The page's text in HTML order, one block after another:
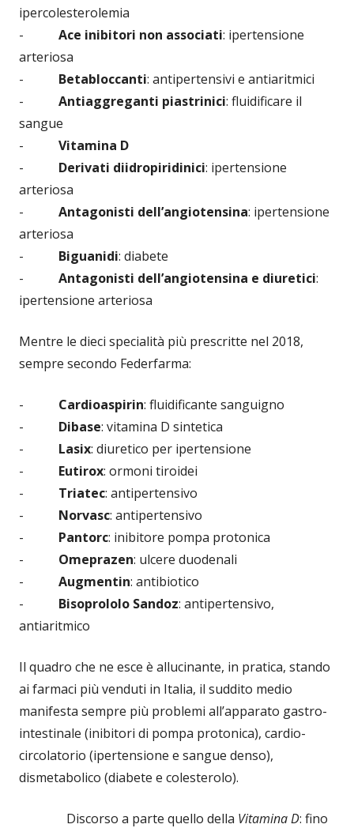
ipercolesterolemia
- Ace inibitori non associati: ipertensione
arteriosa
- Betabloccanti: antipertensivi e antiaritmici
- Antiaggreganti piastrinici: fluidificare il
sangue
- Vitamina D
- Derivati diidropiridinici: ipertensione
arteriosa
- Antagonisti dell’angiotensina: ipertensione
arteriosa
- Biguanidi: diabete
- Antagonisti dell’angiotensina e diuretici:
ipertensione arteriosa
Mentre le dieci specialità più prescritte nel 2018,
sempre secondo Federfarma:
- Cardioaspirin: fluidificante sanguigno
- Dibase: vitamina D sintetica
- Lasix: diuretico per ipertensione
- Eutirox: ormoni tiroidei
- Triatec: antipertensivo
- Norvasc: antipertensivo
- Pantorc: inibitore pompa protonica
- Omeprazen: ulcere duodenali
- Augmentin: antibiotico
- Bisoprololo Sandoz: antipertensivo,
antiaritmico
Il quadro che ne esce è allucinante, in pratica, stando
ai farmaci più venduti in Italia, il suddito medio
manifesta sempre più problemi all’apparato gastro-
intestinale (inibitori di pompa protonica), cardio-
circolatorio (ipertensione e sangue denso),
dismetabolico (diabete e colesterolo).
Discorso a parte quello della Vitamina D: fino